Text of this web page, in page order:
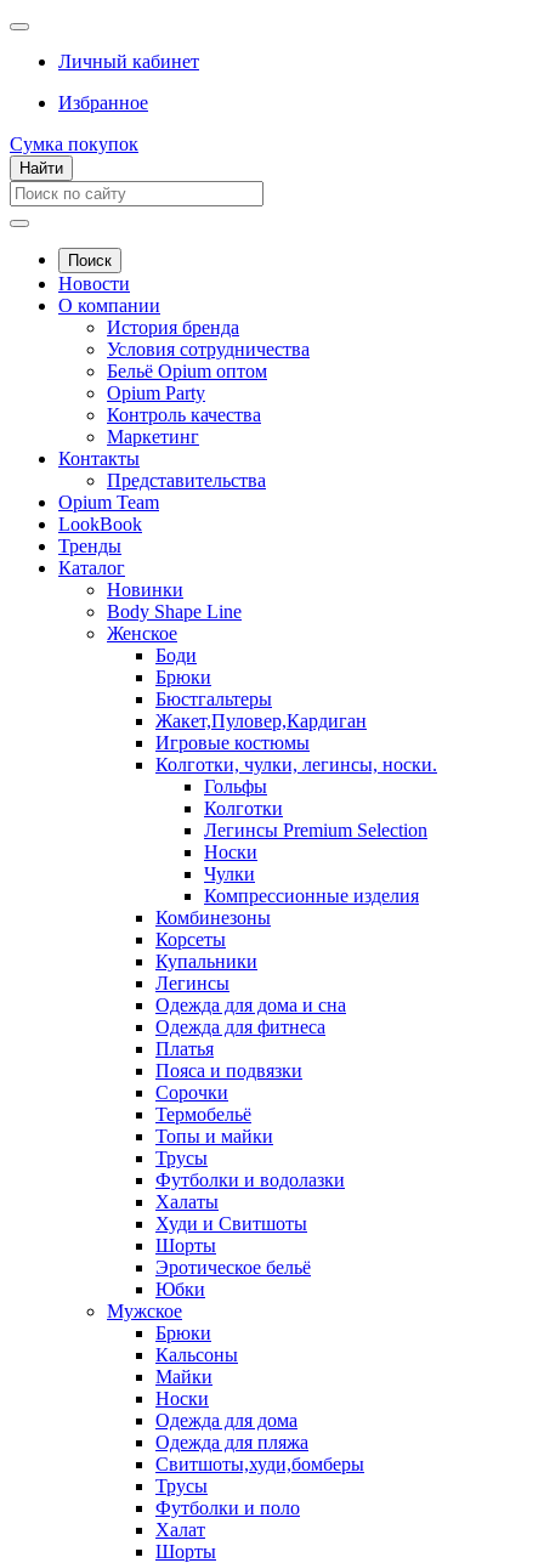
Личный кабинет
Избранное
Сумка покупок
Найти
Поиск
Новости
О компании
История бренда
Условия сотрудничества
Бельё Opium оптом
Opium Party
Контроль качества
Маркетинг
Контакты
Представительства
Opium Team
LookBook
Тренды
Каталог
Новинки
Body Shape Line
Женское
Боди
Брюки
Бюстгальтеры
Жакет,Пуловер,Кардиган
Игровые костюмы
Колготки, чулки, легинсы, носки.
Гольфы
Колготки
Легинсы Premium Selection
Носки
Чулки
Компрессионные изделия
Комбинезоны
Корсеты
Купальники
Легинсы
Одежда для дома и сна
Одежда для фитнеса
Платья
Пояса и подвязки
Сорочки
Термобельё
Топы и майки
Трусы
Футболки и водолазки
Халаты
Худи и Свитшоты
Шорты
Эротическое бельё
Юбки
Мужское
Брюки
Кальсоны
Майки
Носки
Одежда для дома
Одежда для пляжа
Свитшоты,худи,бомберы
Трусы
Футболки и поло
Халат
Шорты